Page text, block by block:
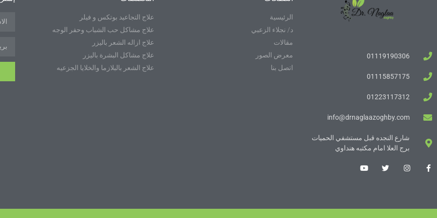
01119190306
01115857175
01223117312
info@drnaglaazoghby.com
شارع النجده قبل مستشفي الحميات
برج العلا امام مكتبه هنداوي
الرئيسية
د/ نجلاء الزعبي
مقالات
معرض الصور
اتصل بنا
علاج التجاعيد بوتكس و فيلر
علاج مشاكل حب الشباب وحفر الوجه
علاج ازاله الشعر باليزر
علاج مشاكل البشرة باليزر
علاج الشعر بالبلازما والخلايا الجزعيه